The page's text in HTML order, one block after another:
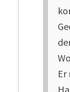
Er